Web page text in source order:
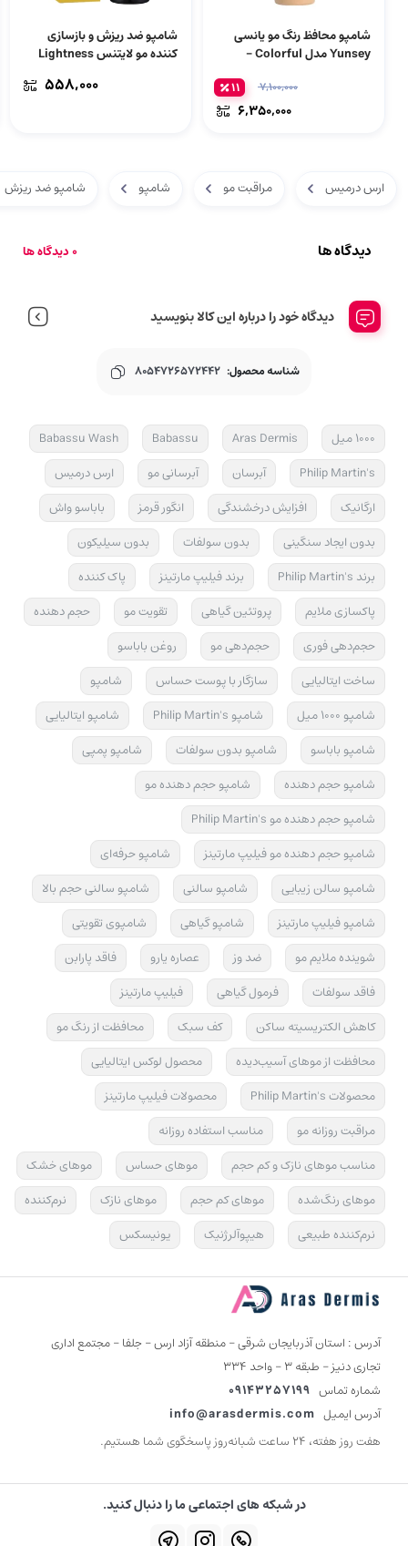
شامپو محافظ رنگ مو یانسی
Yunsey مدل Colorful –
۷,۱۰۰,۰۰۰
۶,۳۵۰,۰۰۰
۱۱
شامپو ضد ریزش و بازسازی
کننده مو لایتنس Lightness
آرگان خالص و پروتئین هیدرولیز
۵۵۸,۰۰۰
ارس درمیس مراقبت مو شامپو شامپو ضد ریزش
دیدگاه ها 0 دیدگاه ها
دیدگاه خود را درباره این کالا بنویسید
شناسه محصول: 8054726572442
1000 میل Aras Dermis
Babassu
Babassu Wash
Philip Martin's
آبرسان آبرسانی مو
ارس درمیس
ارگانیک
افزایش درخشندگی انگور قرمز
باباسو واش
بدون ایجاد سنگینی
بدون سولفات
بدون سیلیکون
برند Philip Martin's
برند فیلیپ مارتینز
پاک کننده
پاکسازی ملایم
پروتئین گیاهی تقویت مو
حجم دهنده
حجم‌دهی فوری
حجم‌دهی مو
روغن باباسو
ساخت ایتالیایی
سازگار با پوست حساس
شامپو
شامپو 1000 میل
شامپو Philip Martin's
شامپو ایتالیایی
شامپو باباسو
شامپو بدون سولفات
شامپو پمپی
شامپو حجم دهنده
شامپو حجم دهنده مو
شامپو حجم دهنده مو Philip Martin's
شامپو حجم دهنده مو فیلیپ مارتینز
شامپو حرفه‌ای
شامپو سالن زیبایی
شامپو سالنی
شامپو سالنی حجم بالا
شامپو فیلیپ مارتینز
شامپو گیاهی
شامپوی تقویتی
شوینده ملایم مو
ضد وز عصاره یارو
فاقد پارابن
فاقد سولفات
فرمول گیاهی
فیلیپ مارتینز
کاهش الکتریسیته ساکن
کف سبک
محافظت از رنگ مو
محافظت از موهای آسیب‌دیده
محصول لوکس ایتالیایی
محصولات Philip Martin's
محصولات فیلیپ مارتینز
مراقبت روزانه مو
مناسب استفاده روزانه
مناسب موهای نازک و کم حجم
موهای حساس
موهای خشک
موهای رنگ‌شده
موهای کم حجم موهای نازک
نرم‌کننده
نرم‌کننده طبیعی
هیپوآلرژنیک یونیسکس
آدرس : استان آذربایجان شرقی - منطقه آزاد ارس - جلفا - مجتمع اداری
تجاری دنیز - طبقه 3 - واحد 334
شماره تماس 09143257199
آدرس ایمیل info@arasdermis.com
هفت روز هفته، ۲۴ ساعت شبانه‌روز پاسخگوی شما هستیم.
در شبکه های اجتماعی ما را دنبال کنید.